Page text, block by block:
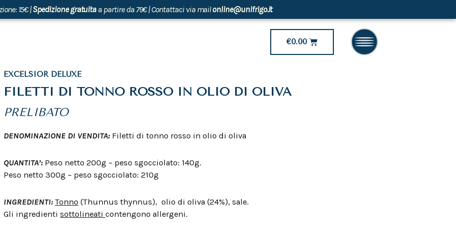
15€ |Spedizione gratuitaa partire da 79€ | Contattaci via mailonline@unifrigo.it
€0.00 Carrello
EXCELSIOR DELUXE
FILETTI DI TONNO ROSSO IN OLIO DI OLIVA
PRELIBATO
DENOMINAZIONE DI VENDITA: Filetti di tonno rosso in olio di oliva
QUANTITA’: Peso netto 200g – peso sgocciolato: 140g.
Peso netto 300g – peso sgocciolato: 210g
INGREDIENTI: Tonno (Thunnus thynnus), olio di oliva (24%), sale.
Gli ingredienti sottolineati contengono allergeni.